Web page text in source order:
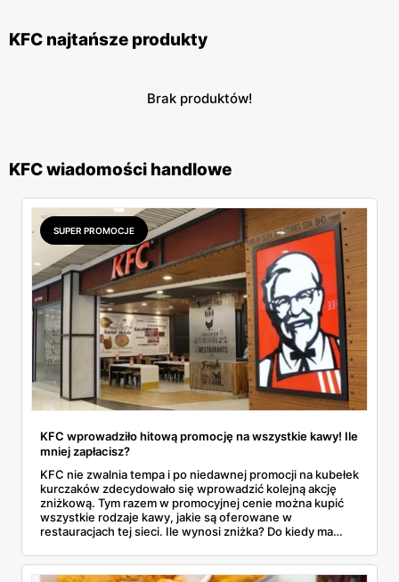
KFC najtańsze produkty
Brak produktów!
KFC wiadomości handlowe
SUPER PROMOCJE
KFC wprowadziło hitową promocję na wszystkie kawy! Ile
mniej zapłacisz?
KFC nie zwalnia tempa i po niedawnej promocji na kubełek
kurczaków zdecydowało się wprowadzić kolejną akcję
zniżkową. Tym razem w promocyjnej cenie można kupić
wszystkie rodzaje kawy, jakie są oferowane w
restauracjach tej sieci. Ile wynosi zniżka? Do kiedy ma
specjalnej okazji znajdziesz w naszym artykule.
Przeczytaj!